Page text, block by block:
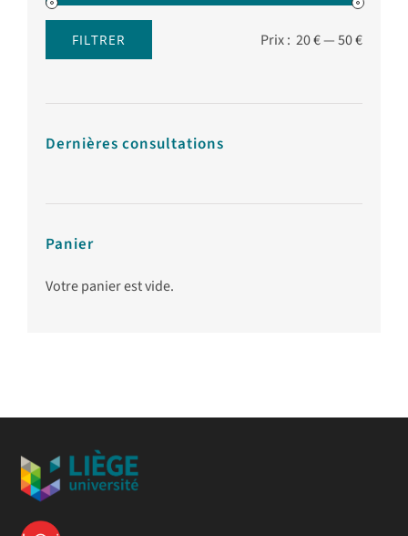
FILTRER Prix : 20 €—50 €
Dernières consultations
Panier
Votre panier est vide.